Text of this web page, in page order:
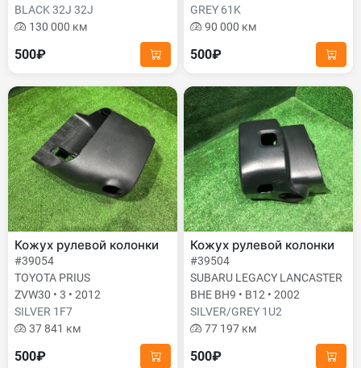
BLACK 32J 32J
130 000 км
500₽
GREY 61K
90 000 км
500₽
Кожух рулевой колонки
#39054
TOYOTA PRIUS
ZVW30 • 3 • 2012
SILVER 1F7
37 841 км
500₽
Кожух рулевой колонки
#39504
SUBARU LEGACY LANCASTER
BHE BH9 • B12 • 2002
SILVER/GREY 1U2
77 197 км
500₽